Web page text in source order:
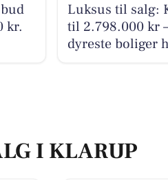
kr.
Luksus til salg:
til 2.798.000 kr
dyreste boliger
I KLARUP